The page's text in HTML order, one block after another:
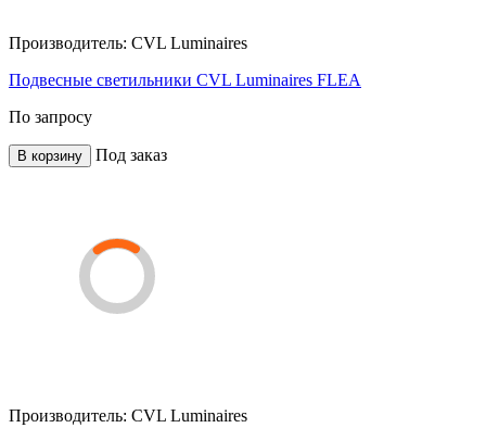
Производитель: CVL Luminaires
Подвесные светильники CVL Luminaires FLEA
По запросу
В корзину Под заказ
Производитель: CVL Luminaires